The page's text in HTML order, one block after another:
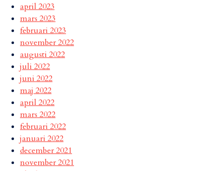
april 2023
mars 2023
februari 2023
november 2022
augusti 2022
juli 2022
juni 2022
maj 2022
april 2022
mars 2022
februari 2022
januari 2022
december 2021
november 2021